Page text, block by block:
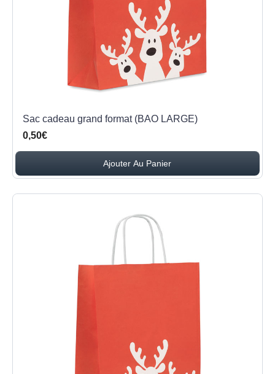
Sac cadeau grand format (BAO LARGE)
0,50€
Ajouter Au Panier